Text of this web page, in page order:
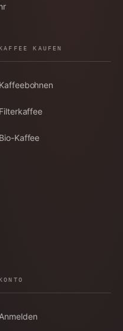
KAUFEN
Kaffeebohnen
Filterkaffee
Bio-Kaffee
Anmelden